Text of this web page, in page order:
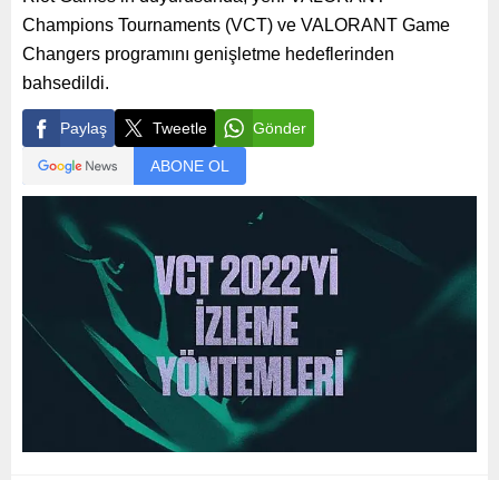
Champions Tournaments (VCT) ve VALORANT Game
Changers programını genişletme hedeflerinden
bahsedildi.
Paylaş Tweetle Gönder
ABONE OL